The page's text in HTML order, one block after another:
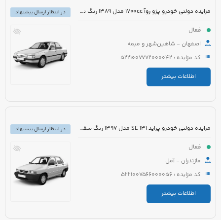
مزایده دولتی خودرو پژو روآ 1700cc مدل 1389 رنگ نقره ای متالیک
فعال
اصفهان - شاهین‌شهر و میمه
کد مزایده : 5221007772000042
اطلاعات بیشتر
در انتظار ارسال پیشنهاد
مزایده دولتی خودرو پراید 131 SE مدل 1397 رنگ سفید
فعال
مازندران - آمل
کد مزایده : 5221007566000056
اطلاعات بیشتر
در انتظار ارسال پیشنهاد